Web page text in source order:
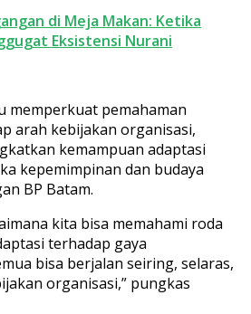
di Meja Makan: Ketika
Eksistensi Nurani
memperkuat pemahaman
arah kebijakan organisasi,
kemampuan adaptasi
kepemimpinan dan budaya
BP Batam.
kita bisa memahami roda
terhadap gaya
bisa berjalan seiring, selaras,
organisasi,” pungkas